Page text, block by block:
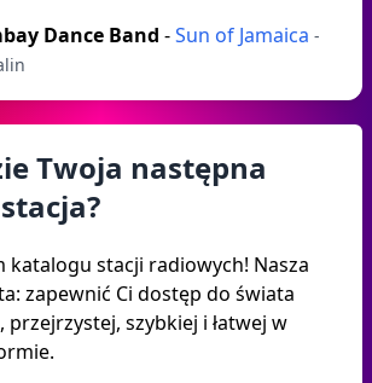
Dance Band -Sun of Jamaica -
Twoja następna
katalogu stacji radiowych! Nasza
zapewnić Ci dostęp do świata
przejrzystej, szybkiej i łatwej w